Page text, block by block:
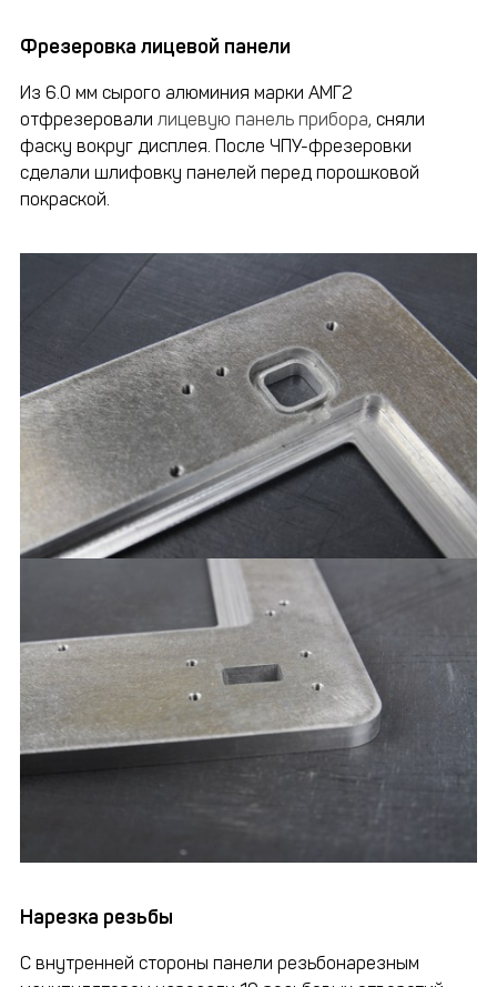
Фрезеровка лицевой панели
Из 6.0 мм сырого алюминия марки АМГ2
отфрезеровали лицевую панель прибора, сняли
фаску вокруг дисплея. После ЧПУ-фрезеровки
сделали шлифовку панелей перед порошковой
покраской.
Нарезка резьбы
С внутренней стороны панели резьбонарезным